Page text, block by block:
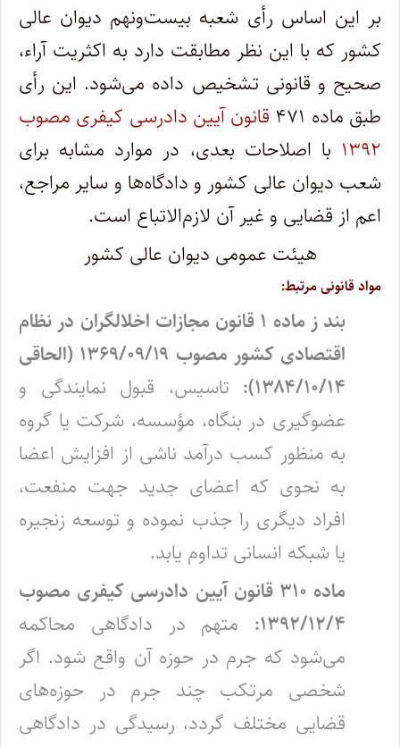
بر این اساس رأی شعبه بیست‌ونهم دیوان عالی
کشور که با این نظر مطابقت دارد به اکثریت آراء،
صحیح و قانونی تشخیص داده می‌شود. این رأی
طبق ماده ۴۷۱
قانون آیین دادرسی کیفری مصوب
۱۳۹۲ با اصلاحات بعدی، در موارد مشابه برای
شعب دیوان عالی کشور و دادگاه‌ها و سایر مراجع،
اعم از قضایی و غیر آن لازم‌الاتباع است.
هیئت‌ عمومی دیوان‌ عالی‌ کشور
مواد قانونی مرتبط:
بند ز ماده ۱ قانون مجازات اخلالگران در نظام
اقتصادی کشور مصوب ۱۳۶۹/۰۹/۱۹ (الحاقی
۱۳۸۴/۱۰/۱۴):
تاسیس، قبول نمایندگی و
عضوگیری در بنگاه، مؤسسه، شرکت یا گروه
به منظور کسب درآمد ناشی از افزایش اعضا
به نحوی که اعضای جدید جهت منفعت،
افراد دیگری را جذب نموده و توسعه زنجیره
یا شبکه انسانی تداوم یابد.
ماده ۳۱۰ قانون آیین دادرسی کیفری مصوب
۱۳۹۲/۱۲/۴:
متهم در دادگاهی محاکمه
می‌شود که جرم در حوزه آن واقع شود. اگر
شخصی مرتکب چند جرم در حوزه‌های
قضایی مختلف گردد، رسیدگی در دادگاهی